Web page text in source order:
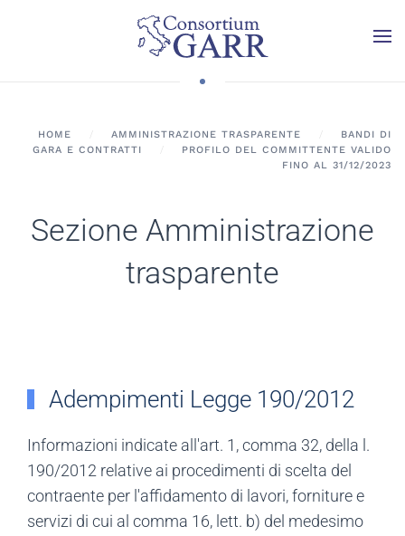
Skip to main content
HOME AMMINISTRAZIONE TRASPARENTE
BANDI DI
GARA E CONTRATTI
PROFILO DEL COMMITTENTE VALIDO
FINO AL 31/12/2023
Sezione Amministrazione
trasparente
Adempimenti Legge 190/2012
Informazioni indicate all'art. 1, comma 32, della l.
190/2012 relative ai procedimenti di scelta del
contraente per l'affidamento di lavori, forniture e
servizi di cui al comma 16, lett. b) del medesimo